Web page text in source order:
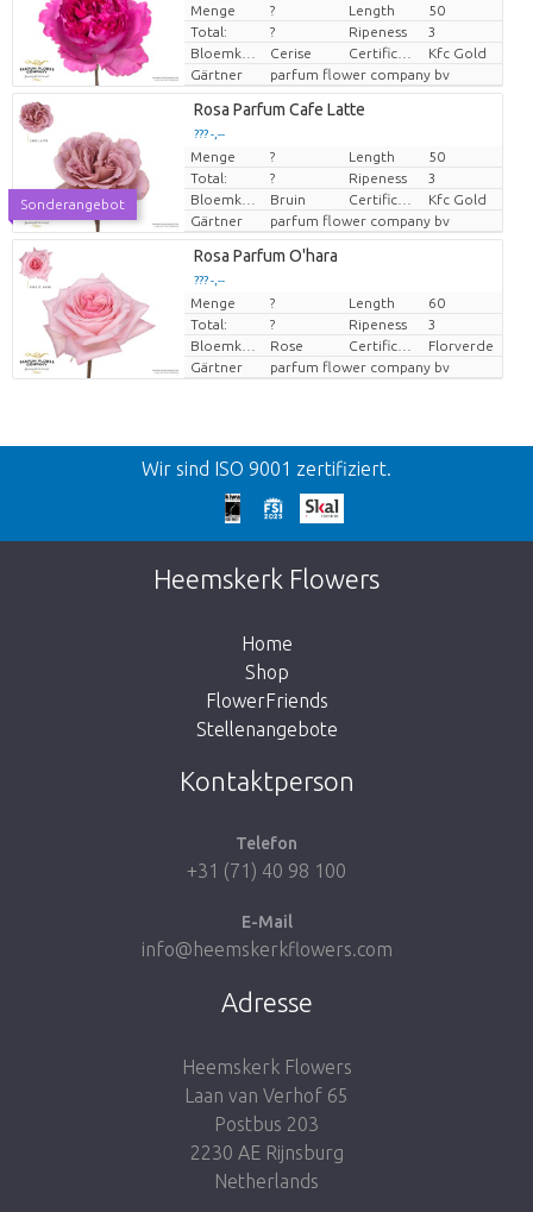
Preis pro Stück
Menge ? Length
50
Total:
? Ripeness
3
Bloemkleur
Cerise
Kfc Gold
Gärtner
parfum flower company bv
Sonderangebot
Rosa Parfum Cafe Latte
??? -,--
Preis pro Stück
Menge ? Length
50
Total:
? Ripeness
3
Bloemkleur
Bruin
Kfc Gold
Gärtner
parfum flower company bv
Rosa Parfum O'hara
??? -,--
Preis pro Stück
Menge ? Length
60
Total:
? Ripeness
3
Bloemkleur
Rose
Florverde
Gärtner
parfum flower company bv
Zurück
Wir bitten um Entschuldigung
Diese Seite existiert nicht. Klicken Sie auf
den untenstehenden Knopf, um zurück zum
Zum Shop
Wir sind ISO 9001 zertifiziert.
Heemskerk Flowers
Home
Shop
FlowerFriends
Stellenangebote
Kontaktperson
Telefon
+31 (71) 40 98 100
E-Mail
info@heemskerkflowers.com
Adresse
Heemskerk Flowers
Laan van Verhof 65
Postbus 203
2230 AE Rijnsburg
Netherlands